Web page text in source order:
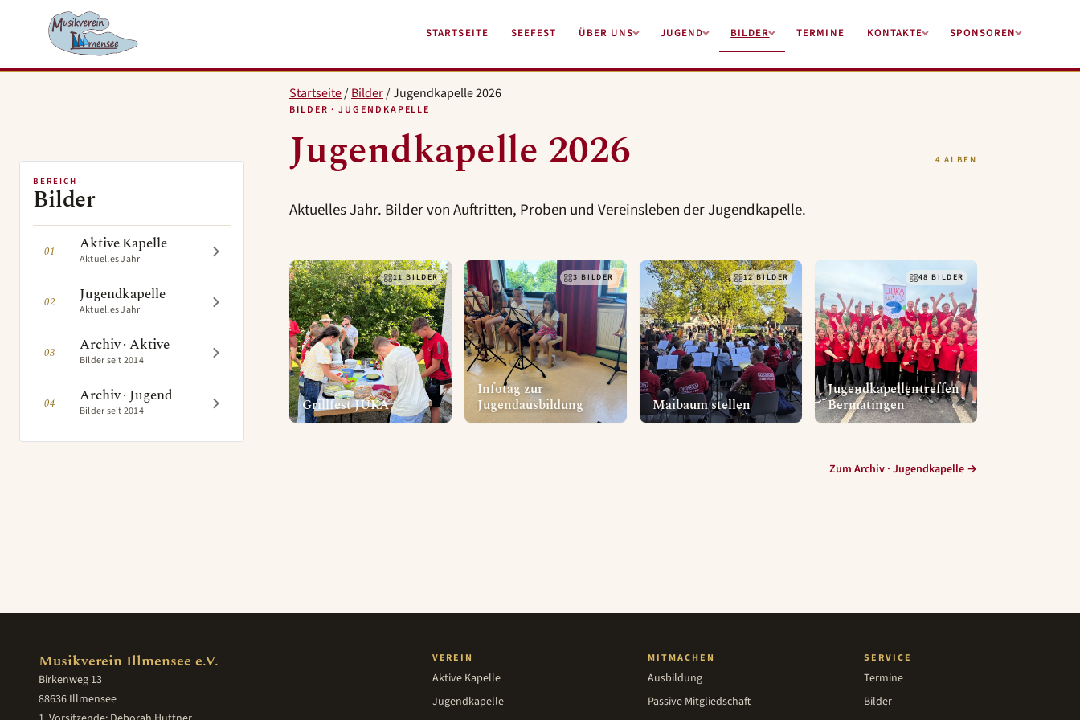
STARTSEITE SEEFEST ÜBER UNS JUGEND BILDER TERMINE KONTAKTE SPONSOREN
BEREICH
Bilder
01 Aktive Kapelle
Aktuelles Jahr
02 Jugendkapelle
Aktuelles Jahr
03 Archiv · Aktive
Bilder seit 2014
04 Archiv · Jugend
Bilder seit 2014
Startseite/Bilder/Jugendkapelle 2026
BILDER · JUGENDKAPELLE
Jugendkapelle 2026 4 ALBEN
Aktuelles Jahr. Bilder von Auftritten, Proben und Vereinsleben der Jugendkapelle.
11 BILDER
Grillfest JUKA
3 BILDER
Infotag zur
Jugendausbildung
12 BILDER
Maibaum stellen
48 BILDER
Jugendkapellentreffen
Bermatingen
Zum Archiv · Jugendkapelle →
Musikverein Illmensee e.V.
Birkenweg 13
88636 Illmensee
VEREIN
Aktive Kapelle
Jugendkapelle
MITMACHEN
Ausbildung
Passive Mitgliedschaft
SERVICE
Termine
Bilder